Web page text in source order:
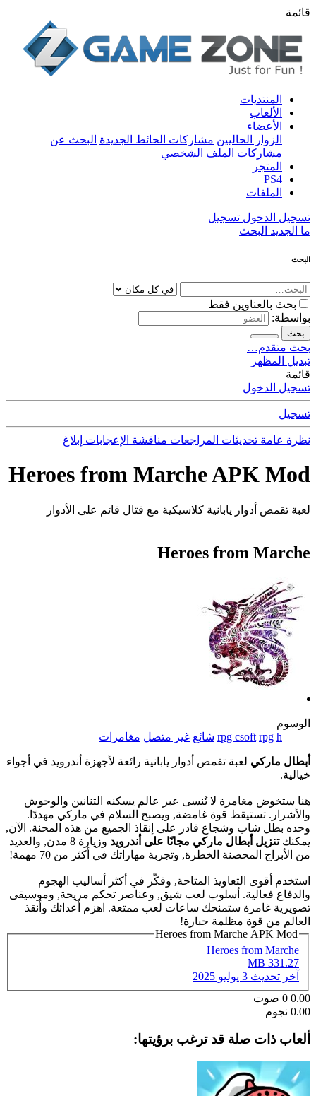
قائمة
المنتديات
الألعاب
الأعضاء
الزوار الحاليين مشاركات الحائط الجديدة البحث عن
مشاركات الملف الشخصي
المتجر
PS4
الملفات
تسجيل الدخول تسجيل
ما الجديد البحث
البحث
بحث بالعناوين فقط
بواسطة:
بحث
بحث متقدم…
تبديل المظهر
قائمة
تسجيل الدخول
تسجيل
نظرة عامة تحديثات المراجعات مناقشة الإعجابات إبلاغ
Heroes from Marche APK Mod
لعبة تقمص أدوار يابانية كلاسيكية مع قتال قائم على الأدوار
Heroes from Marche
الوسوم
h
rpg
rpg csoft شائع غير متصل مغامرات
أبطال ماركي لعبة تقمص أدوار يابانية رائعة لأجهزة أندرويد في أجواء
خيالية.
هنا ستخوض مغامرة لا تُنسى عبر عالم يسكنه التنانين والوحوش
والأشرار. تستيقظ قوة غامضة, ويصبح السلام في ماركي مهددًا.
وحده بطل شاب وشجاع قادر على إنقاذ الجميع من هذه المحنة. الآن,
يمكنكتنزيل أبطال ماركي مجانًا على أندرويد
وزيارة 8 مدن, والعديد
من الأبراج المحصنة الخطرة, وتجربة مهاراتك في أكثر من 70 مهمة!
استخدم أقوى التعاويذ المتاحة, وفكّر في أكثر أساليب الهجوم
والدفاع فعالية. أسلوب لعب شيق, وعناصر تحكم مريحة, وموسيقى
تصويرية غامرة ستمنحك ساعات لعب ممتعة. اهزم أعدائك وأنقذ
العالم من قوة مظلمة جبارة!
Heroes from Marche APK Mod
Heroes from Marche
331.27 MB
آخر تحديث 3 يوليو 2025
0.00
0 صوت
0.00 نجوم
ألعاب ذات صلة قد ترغب برؤيتها: